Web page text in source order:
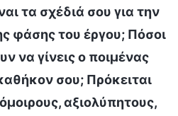
τα σχέδιά σου για την
φάσης του έργου; Πόσοι
να γίνεις ο ποιμένας
σου; Πρόκειται
αξιολύπητους,